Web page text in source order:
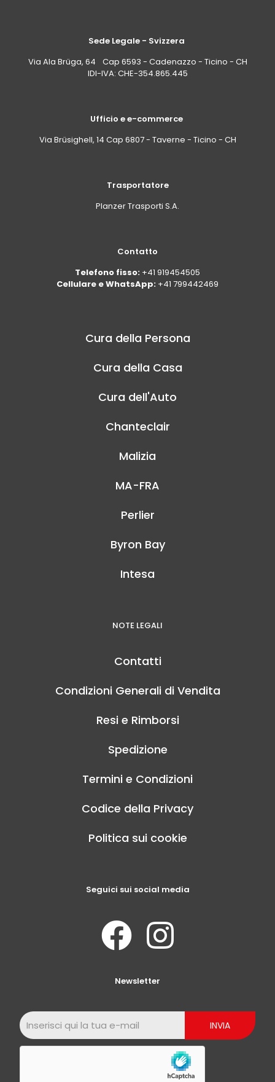
Sede Legale - Svizzera
Via Ala Brüga, 64 Cap 6593 - Cadenazzo - Ticino - CH
IDI-IVA: CHE-354.865.445
Ufficio e e-commerce
Via Brüsighell, 14 Cap 6807 - Taverne - Ticino - CH
Trasportatore
Planzer Trasporti S.A.
Contatto
Telefono fisso: +41 919454505
Cellulare e WhatsApp: +41 799442469
Cura della Persona
Cura della Casa
Cura dell'Auto
Chanteclair
Malizia
MA-FRA
Perlier
Byron Bay
Intesa
NOTE LEGALI
Contatti
Condizioni Generali di Vendita
Resi e Rimborsi
Spedizione
Termini e Condizioni
Codice della Privacy
Politica sui cookie
Seguici sui social media
Newsletter